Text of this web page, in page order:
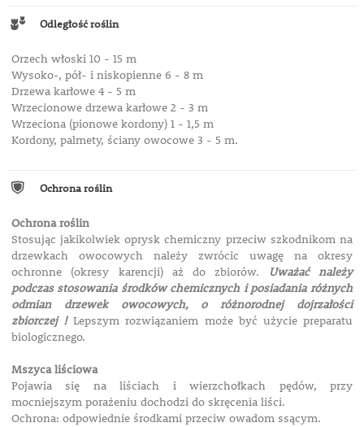
Odległość roślin
Orzech włoski 10 - 15 m
Wysoko-, pół- i niskopienne 6 - 8 m
Drzewa karłowe 4 - 5 m
Wrzecionowe drzewa karłowe 2 - 3 m
Wrzeciona (pionowe kordony) 1 - 1,5 m
Kordony, palmety, ściany owocowe 3 - 5 m.
Ochrona roślin
Ochrona roślin
Stosując jakikolwiek oprysk chemiczny przeciw szkodnikom na
drzewkach owocowych należy zwrócic uwagę na okresy
ochronne (okresy karencji) aż do zbiorów.
Uważać należy
podczas stosowania środków chemicznych i posiadania różnych
odmian drzewek owocowych, o różnorodnej dojrzałości
zbiorczej !Lepszym rozwiązaniem może być użycie preparatu
biologicznego.
Mszyca liściowa
Pojawia się na liściach i wierzchołkach pędów, przy
mocniejszym porażeniu dochodzi do skręcenia liści.
Ochrona: odpowiednie środkami przeciw owadom ssącym.